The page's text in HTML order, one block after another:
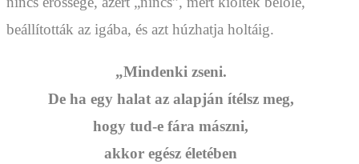
beállították az igába, és azt húzhatja holtáig.
„Mindenki zseni.
De ha egy halat az alapján ítélsz meg,
hogy tud-e fára mászni,
akkor egész életében